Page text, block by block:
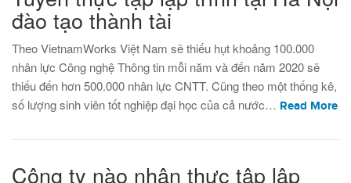
đào tạo thành tài
Theo VietnamWorks Việt Nam sẽ thiếu hụt khoảng 100.000
nhân lực Công nghệ Thông tin mỗi năm và đến năm 2020 sẽ
thiếu đến hơn 500.000 nhân lực CNTT. Cũng theo một thống kê,
số lượng sinh viên tốt nghiệp đại học của cả nước… Read More
Công ty nào nhận thực tập lập